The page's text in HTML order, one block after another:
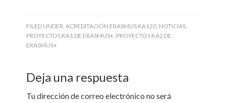
FILED UNDER:ACREDITACIÓN ERASMUS KA120 NOTICIAS
PROYECTOS KA1 DE ERASMUS+ PROYECTOS KA2 DE
ERASMUS+
Deja una respuesta
Tu dirección de correo electrónico no será